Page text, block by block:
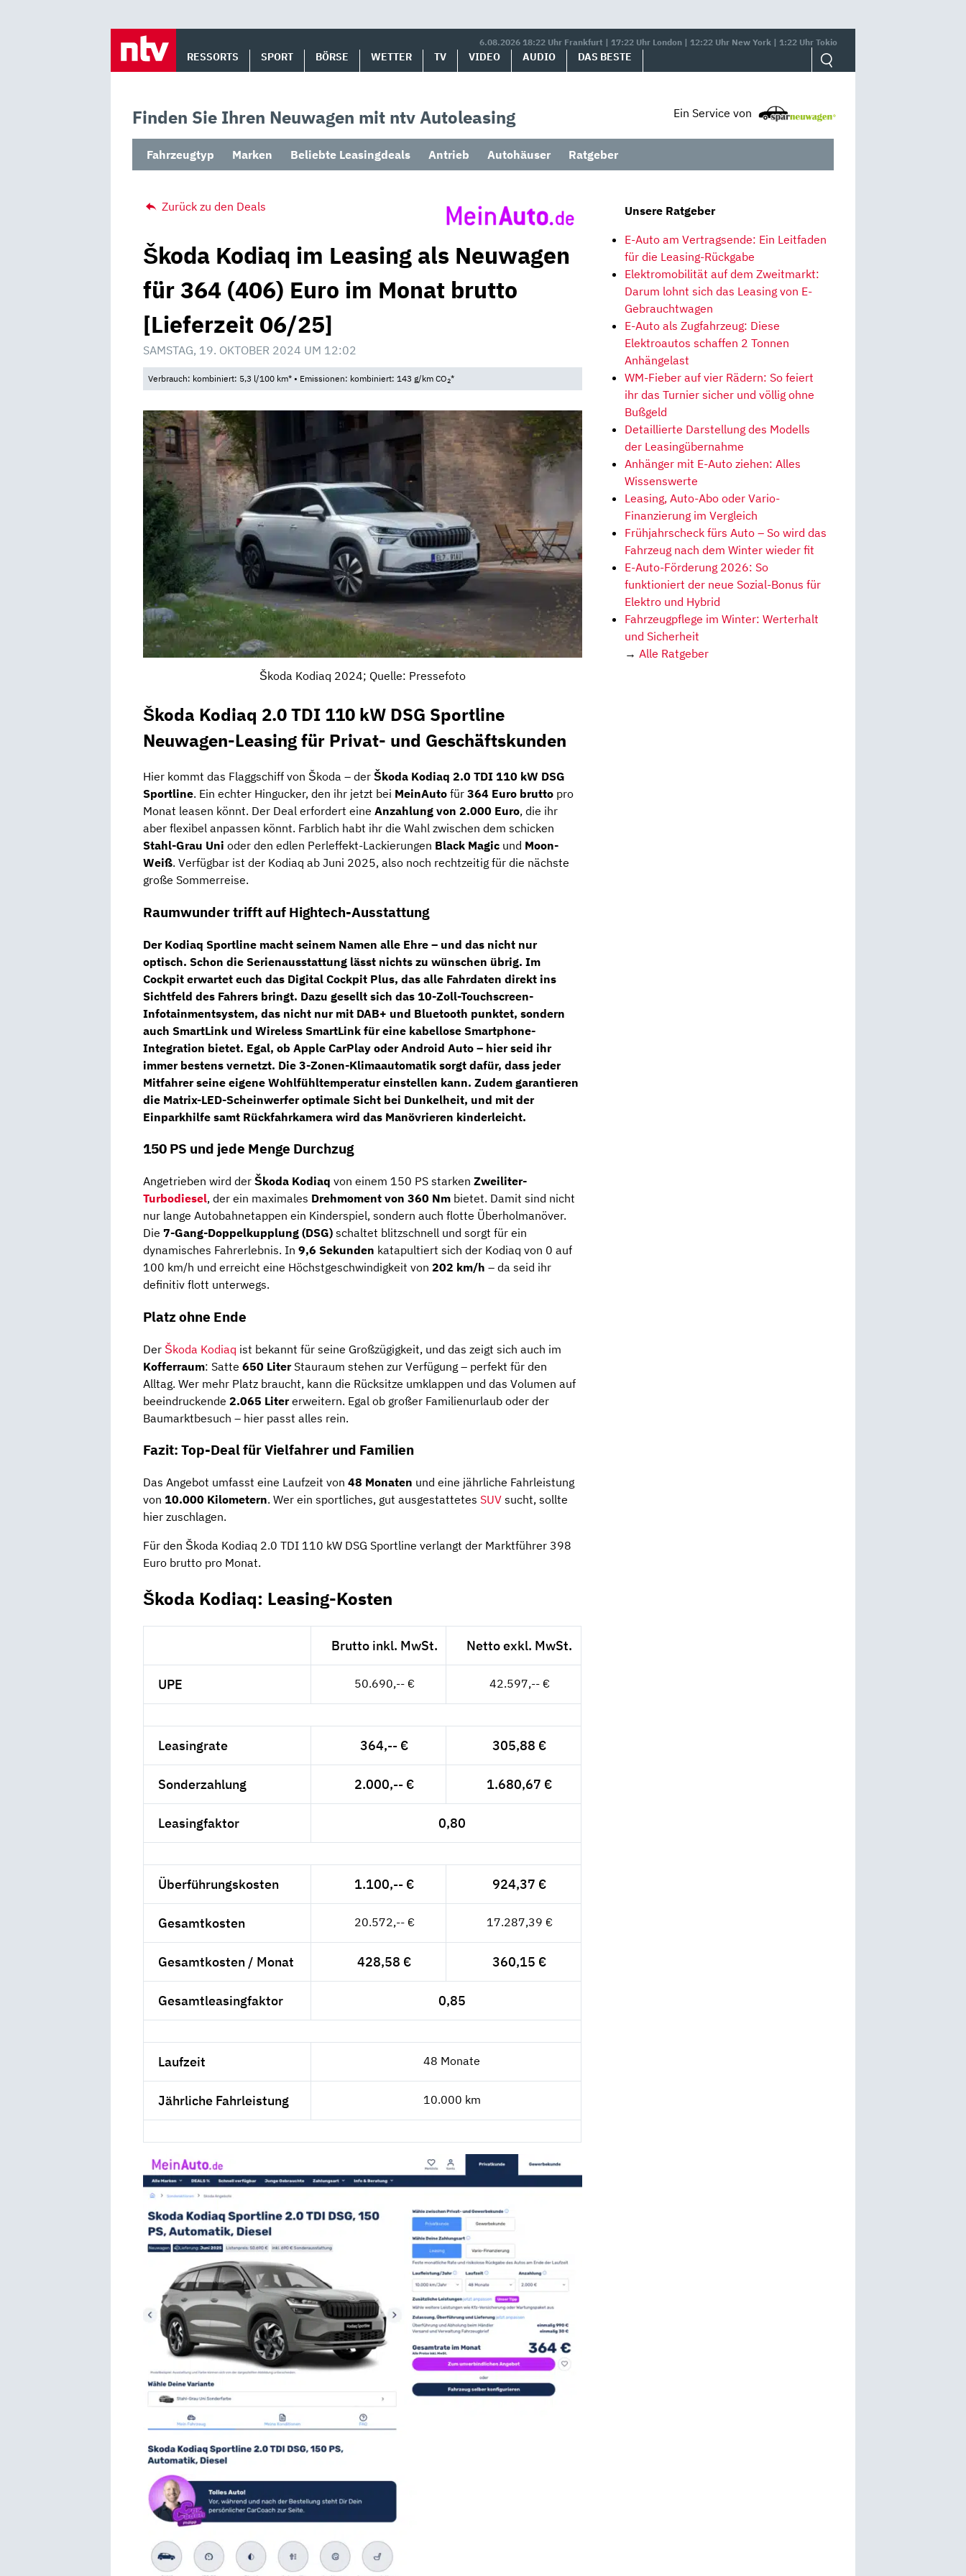
6.08.2026 18:22 Uhr Frankfurt | 17:22 Uhr London | 12:22 Uhr New York | 1:22 Uhr Tokio
RESSORTS SPORT BÖRSE WETTER TV VIDEO AUDIO DAS BESTE
Finden Sie Ihren Neuwagen mit ntv Autoleasing Ein Service von
Fahrzeugtyp Marken Beliebte Leasingdeals Antrieb Autohäuser Ratgeber
Zurück zu den Deals
Škoda Kodiaq im Leasing als Neuwagen
für 364 (406) Euro im Monat brutto
[Lieferzeit 06/25]
SAMSTAG, 19. OKTOBER 2024 UM 12:02
Verbrauch: kombiniert: 5,3 l/100 km* • Emissionen: kombiniert: 143 g/km CO2*
Škoda Kodiaq 2024; Quelle: Pressefoto
Škoda Kodiaq 2.0 TDI 110 kW DSG Sportline
Neuwagen-Leasing für Privat- und Geschäftskunden
Hier kommt das Flaggschiff von Škoda – der Škoda Kodiaq 2.0 TDI 110 kW DSG
Sportline. Ein echter Hingucker, den ihr jetzt bei MeinAuto für 364 Euro brutto pro
Monat leasen könnt. Der Deal erfordert eine Anzahlung von 2.000 Euro, die ihr
aber flexibel anpassen könnt. Farblich habt ihr die Wahl zwischen dem schicken
Stahl-Grau Uni oder den edlen Perleffekt-Lackierungen Black Magic und Moon-
Weiß. Verfügbar ist der Kodiaq ab Juni 2025, also noch rechtzeitig für die nächste
große Sommerreise.
Raumwunder trifft auf Hightech-Ausstattung
Der Kodiaq Sportline macht seinem Namen alle Ehre – und das nicht nur
optisch. Schon die Serienausstattung lässt nichts zu wünschen übrig. Im
Cockpit erwartet euch das Digital Cockpit Plus, das alle Fahrdaten direkt ins
Sichtfeld des Fahrers bringt. Dazu gesellt sich das 10-Zoll-Touchscreen-
Infotainmentsystem, das nicht nur mit DAB+ und Bluetooth punktet, sondern
auch SmartLink und Wireless SmartLink für eine kabellose Smartphone-
Integration bietet. Egal, ob Apple CarPlay oder Android Auto – hier seid ihr
immer bestens vernetzt. Die 3-Zonen-Klimaautomatik sorgt dafür, dass jeder
Mitfahrer seine eigene Wohlfühltemperatur einstellen kann. Zudem garantieren
die Matrix-LED-Scheinwerferoptimale Sicht bei Dunkelheit, und mit der
Einparkhilfe samt Rückfahrkamera wird das Manövrieren kinderleicht.
150 PS und jede Menge Durchzug
Angetrieben wird der Škoda Kodiaq von einem 150 PS starken Zweiliter-
Turbodiesel, der ein maximales Drehmoment von 360 Nm bietet. Damit sind nicht
nur lange Autobahnetappen ein Kinderspiel, sondern auch flotte Überholmanöver.
Die 7-Gang-Doppelkupplung (DSG) schaltet blitzschnell und sorgt für ein
dynamisches Fahrerlebnis. In 9,6 Sekunden katapultiert sich der Kodiaq von 0 auf
100 km/h und erreicht eine Höchstgeschwindigkeit von 202 km/h – da seid ihr
definitiv flott unterwegs.
Platz ohne Ende
Der Škoda Kodiaq ist bekannt für seine Großzügigkeit, und das zeigt sich auch im
Kofferraum: Satte 650 LiterStauraum stehen zur Verfügung – perfekt für den
Alltag. Wer mehr Platz braucht, kann die Rücksitze umklappen und das Volumen auf
beeindruckende 2.065 Litererweitern. Egal ob großer Familienurlaub oder der
Baumarktbesuch – hier passt alles rein.
Fazit: Top-Deal für Vielfahrer und Familien
Das Angebot umfasst eine Laufzeit von 48 Monaten und eine jährliche Fahrleistung
von 10.000 Kilometern. Wer ein sportliches, gut ausgestattetes SUV sucht, sollte
hier zuschlagen.
Für den Škoda Kodiaq 2.0 TDI 110 kW DSG Sportline verlangt der Marktführer 398
Euro brutto pro Monat.
Škoda Kodiaq: Leasing-Kosten
Brutto inkl. MwSt. Netto exkl. MwSt.
UPE 50.690,-- € 42.597,-- €
Leasingrate 364,-- € 305,88 €
Sonderzahlung 2.000,-- € 1.680,67 €
Leasingfaktor 0,80
Überführungskosten 1.100,-- € 924,37 €
Gesamtkosten 20.572,-- € 17.287,39 €
Gesamtkosten / Monat 428,58 € 360,15 €
Gesamtleasingfaktor 0,85
Laufzeit 48 Monate
Jährliche Fahrleistung 10.000 km
Unsere Ratgeber
E-Auto am Vertragsende: Ein Leitfaden
für die Leasing-Rückgabe
Elektromobilität auf dem Zweitmarkt:
Darum lohnt sich das Leasing von E-
Gebrauchtwagen
E-Auto als Zugfahrzeug: Diese
Elektroautos schaffen 2 Tonnen
Anhängelast
WM-Fieber auf vier Rädern: So feiert
ihr das Turnier sicher und völlig ohne
Bußgeld
Detaillierte Darstellung des Modells
der Leasingübernahme
Anhänger mit E-Auto ziehen: Alles
Wissenswerte
Leasing, Auto-Abo oder Vario-
Finanzierung im Vergleich
Frühjahrscheck fürs Auto – So wird das
Fahrzeug nach dem Winter wieder fit
E-Auto-Förderung 2026: So
funktioniert der neue Sozial-Bonus für
Elektro und Hybrid
Fahrzeugpflege im Winter: Werterhalt
und Sicherheit
→ Alle Ratgeber